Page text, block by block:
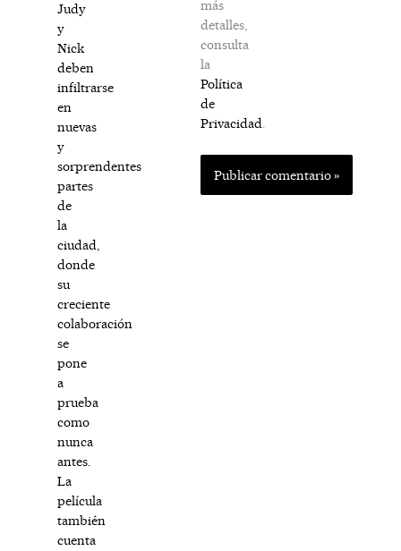
Judy
y
Nick
deben
infiltrarse
en
nuevas
y
sorprendentes
partes
de
la
ciudad,
donde
su
creciente
colaboración
se
pone
a
prueba
como
nunca
antes.
La
película
también
cuenta
más
detalles,
consulta
la
Política
de
Privacidad